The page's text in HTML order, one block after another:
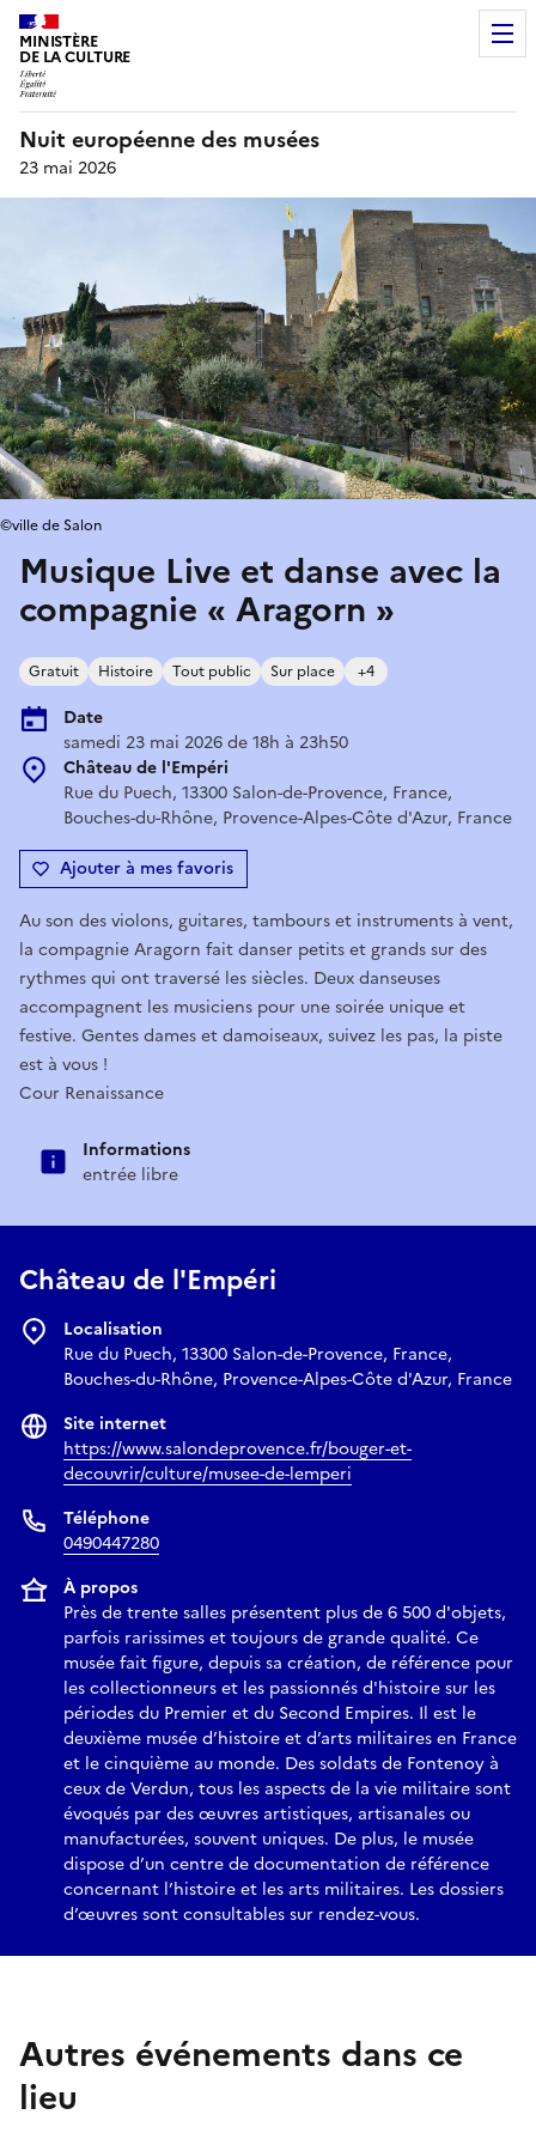
MINISTÈRE
DE LA CULTURE
Nuit européenne des musées
23 mai 2026
Musique Live et danse avec la
compagnie « Aragorn »
Gratuit Histoire Tout public Sur place +4
Date
samedi 23 mai 2026 de 18h à 23h50
Château de l'Empéri
Rue du Puech, 13300 Salon-de-Provence, France,
Bouches-du-Rhône, Provence-Alpes-Côte d'Azur, France
Ajouter à mes favoris
©ville de Salon
Au son des violons, guitares, tambours et instruments à vent,
la compagnie Aragorn fait danser petits et grands sur des
rythmes qui ont traversé les siècles. Deux danseuses
accompagnent les musiciens pour une soirée unique et
festive. Gentes dames et damoiseaux, suivez les pas, la piste
est à vous !
Cour Renaissance
Informations
entrée libre
Château de l'Empéri
Localisation
Rue du Puech, 13300 Salon-de-Provence, France,
Bouches-du-Rhône, Provence-Alpes-Côte d'Azur, France
Site internet
https://www.salondeprovence.fr/bouger-et-
decouvrir/culture/musee-de-lemperi
Téléphone
0490447280
À propos
Près de trente salles présentent plus de 6 500 d'objets,
parfois rarissimes et toujours de grande qualité. Ce
musée fait figure, depuis sa création, de référence pour
les collectionneurs et les passionnés d'histoire sur les
périodes du Premier et du Second Empires. Il est le
deuxième musée d’histoire et d’arts militaires en France
et le cinquième au monde. Des soldats de Fontenoy à
ceux de Verdun, tous les aspects de la vie militaire sont
évoqués par des œuvres artistiques, artisanales ou
manufacturées, souvent uniques. De plus, le musée
dispose d’un centre de documentation de référence
concernant l’histoire et les arts militaires. Les dossiers
d’œuvres sont consultables sur rendez-vous.
Autres événements dans ce
lieu